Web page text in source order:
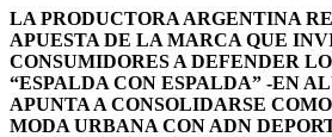
LA PRODUCTORA ARGENTINA
APUESTA DE LA MARCA QUE
CONSUMIDORES A DEFENDER
“ESPALDA CON ESPALDA” -EN
APUNTA A CONSOLIDARSE
MODA URBANA CON ADN